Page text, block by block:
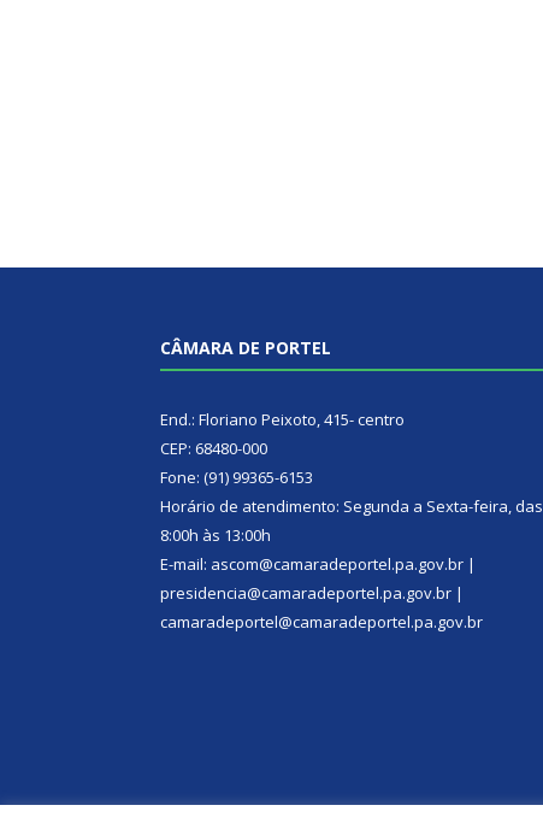
CÂMARA DE PORTEL
End.: Floriano Peixoto, 415- centro
CEP: 68480-000
Fone: (91) 99365-6153
Horário de atendimento: Segunda a Sexta-feira, das
8:00h às 13:00h
E-mail: ascom@camaradeportel.pa.gov.br |
presidencia@camaradeportel.pa.gov.br |
camaradeportel@camaradeportel.pa.gov.br